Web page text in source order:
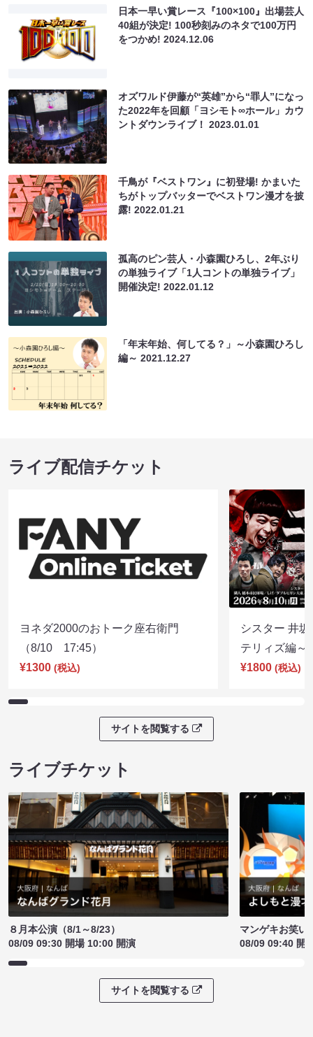
日本一早い賞レース『100×100』出場芸人
40組が決定! 100秒刻みのネタで100万円
をつかめ!2024.12.06
オズワルド伊藤が“英雄”から“罪人”になっ
た2022年を回顧「ヨシモト∞ホール」カウ
ントダウンライブ！2023.01.01
千鳥が『ベストワン』に初登場! かまいた
ちがトップバッターでベストワン漫才を披
露!2022.01.21
孤高のピン芸人・小森園ひろし、2年ぶり
の単独ライブ「1人コントの単独ライブ」
開催決定!2022.01.12
「年末年始、何してる？」～小森園ひろし
編～2021.12.27
ライブ配信チケット
ヨネダ2000のおトーク座右衛門
（8/10 17:45）
¥1300 (税込)
シスター 井
テリィズ編
¥1800 (税込)
サイトを閲覧する
ライブチケット
８月本公演（8/1～8/23）
08/09 09:30 開場 10:00 開演
マンゲキお笑い
08/09 09:40 開
サイトを閲覧する